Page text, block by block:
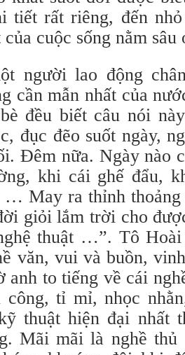
tiết rất riêng, đến
cuộc sống nằm sâu
người lao động
cần mẫn nhất của
đều biết câu nói
đục đẽo suốt ngày,
Đêm nữa. Ngày nào
khi cái ghế đẩu,
… May ra thỉnh
giỏi lắm trời cho
thuật …”. Tô
văn, vui và buồn,
anh to tiếng về cái
công, tỉ mỉ, nhọc
thuật hiện đại nhất
Mãi mãi là nghề